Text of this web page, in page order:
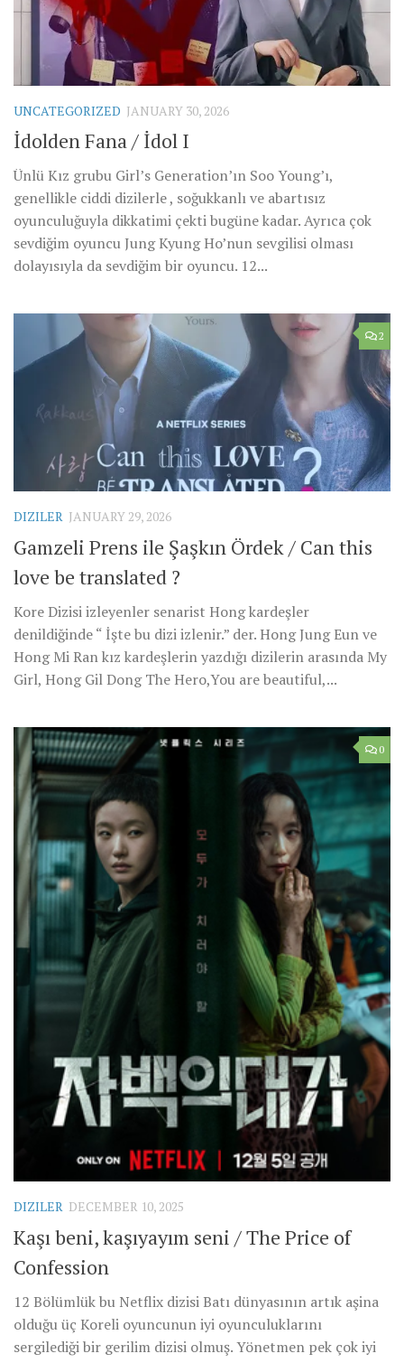
UNCATEGORIZED JANUARY 30, 2026
İdolden Fana / İdol I
Ünlü Kız grubu Girl’s Generation’ın Soo Young’ı,
genellikle ciddi dizilerle , soğukkanlı ve abartısız
oyunculuğuyla dikkatimi çekti bugüne kadar. Ayrıca çok
sevdiğim oyuncu Jung Kyung Ho’nun sevgilisi olması
dolayısıyla da sevdiğim bir oyuncu. 12...
2
DIZILER JANUARY 29, 2026
Gamzeli Prens ile Şaşkın Ördek / Can this
love be translated ?
Kore Dizisi izleyenler senarist Hong kardeşler
denildiğinde “ İşte bu dizi izlenir.” der. Hong Jung Eun ve
Hong Mi Ran kız kardeşlerin yazdığı dizilerin arasında My
Girl, Hong Gil Dong The Hero,You are beautiful,...
0
DIZILER DECEMBER 10, 2025
Kaşı beni, kaşıyayım seni / The Price of
Confession
12 Bölümlük bu Netflix dizisi Batı dünyasının artık aşina
olduğu üç Koreli oyuncunun iyi oyunculuklarını
sergilediği bir gerilim dizisi olmuş. Yönetmen pek çok iyi